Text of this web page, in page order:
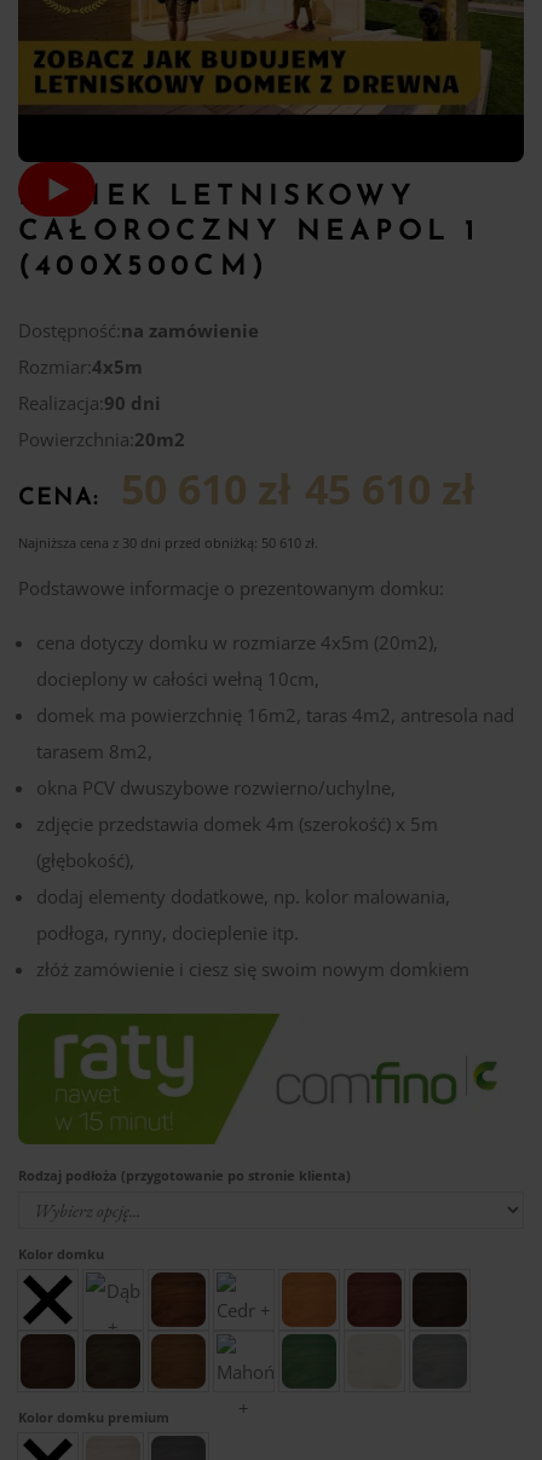
DOMEK LETNISKOWY
CAŁOROCZNY NEAPOL 1
(400X500CM)
Dostępność:na zamówienie
Rozmiar:4x5m
Realizacja:90 dni
Powierzchnia:20m2
CENA: 50 610 zł 45 610 zł
Najniższa cena z 30 dni przed obniżką: 50 610 zł
Podstawowe informacje o prezentowanym domku:
cena dotyczy domku w rozmiarze 4x5m (20m2),
docieplony w całości wełną 10cm,
domek ma powierzchnię 16m2, taras 4m2, antresola nad
tarasem 8m2,
okna PCV dwuszybowe rozwierno/uchylne,
zdjęcie przedstawia domek 4m (szerokość) x 5m
(głębokość),
dodaj elementy dodatkowe, np. kolor malowania,
podłoga, rynny, docieplenie itp.
złóż zamówienie i ciesz się swoim nowym domkiem
Rodzaj podłoża (przygotowanie po stronie klienta)
Kolor domku
Kolor domku premium